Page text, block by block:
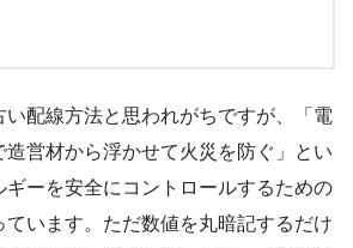
い配線方法と思われがちですが、「電
営材から浮かせて火災を防ぐ」とい
ギーを安全にコントロールするための
います。ただ数値を丸暗記するだけ